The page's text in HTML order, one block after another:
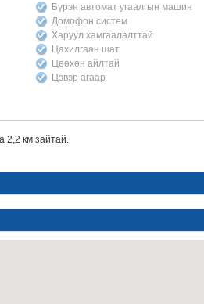
Бүрэн автомат угаалгын машин
Домофон систем
Харуул хамгаалалттай
Цахилгаан шат
Цөөхөн айлтай
Цэвэр агаар
2,2 км зайтай.